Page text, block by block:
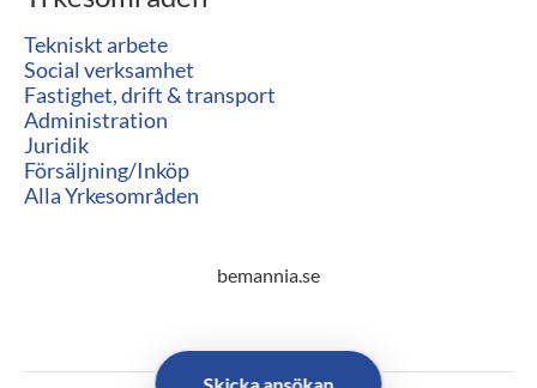
Tekniskt arbete
Social verksamhet
Fastighet, drift & transport
Administration
Juridik
Försäljning/Inköp
Alla Yrkesområden
bemannia.se